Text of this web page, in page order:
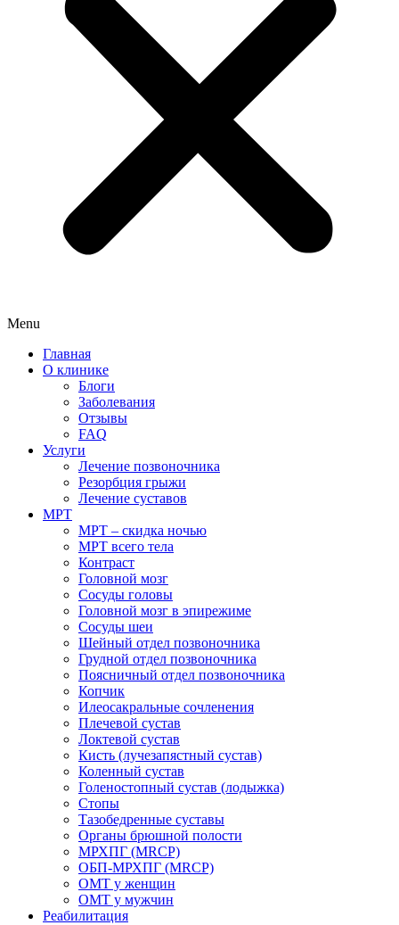
Menu
Главная
О клинике
Блоги
Заболевания
Отзывы
FAQ
Услуги
Лечение позвоночника
Резорбция грыжи
Лечение суставов
МРТ
МРТ – скидка ночью
МРТ всего тела
Контраст
Головной мозг
Сосуды головы
Головной мозг в эпирежиме
Сосуды шеи
Шейный отдел позвоночника
Грудной отдел позвоночника
Поясничный отдел позвоночника
Копчик
Илеосакральные сочленения
Плечевой сустав
Локтевой сустав
Кисть (лучезапястный сустав)
Коленный сустав
Голеностопный сустав (лодыжка)
Стопы
Тазобедренные суставы
Органы брюшной полости
МРХПГ (MRCP)
ОБП-МРХПГ (MRCP)
ОМТ у женщин
ОМТ у мужчин
Реабилитация